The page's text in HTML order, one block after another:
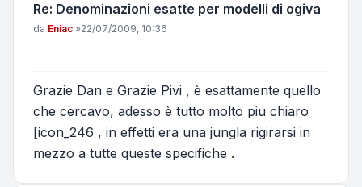
Re: Denominazioni esatte per modelli di ogiva
Messaggio
da Eniac »22/07/2009, 10:36
Grazie Dan e Grazie Pivi , è esattamente quello
che cercavo, adesso è tutto molto piu chiaro
[icon_246 , in effetti era una jungla rigirarsi in
mezzo a tutte queste specifiche .